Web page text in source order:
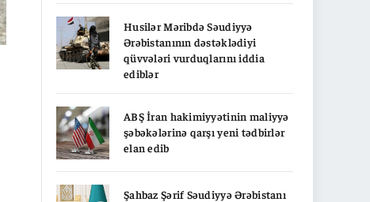
Husilər Məribdə Səudiyyə
Ərəbistanının dəstəklədiyi
qüvvələri vurduqlarını iddia
ediblər
ABŞ İran hakimiyyətinin maliyyə
şəbəkələrinə qarşı yeni tədbirlər
elan edib
Şahbaz Şərif Səudiyyə Ərəbistanı